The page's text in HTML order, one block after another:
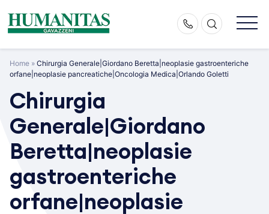
content
Home » Chirurgia Generale|Giordano Beretta|neoplasie gastroenteriche
orfane|neoplasie pancreatiche|Oncologia Medica|Orlando Goletti
Chirurgia
Generale|Giordano
Beretta|neoplasie
gastroenteriche
orfane|neoplasie